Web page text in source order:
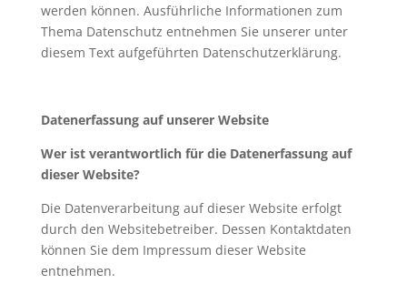
werden können. Ausführliche Informationen zum
Thema Datenschutz entnehmen Sie unserer unter
diesem Text aufgeführten Datenschutzerklärung.
Datenerfassung auf unserer Website
Wer ist verantwortlich für die Datenerfassung auf
dieser Website?
Die Datenverarbeitung auf dieser Website erfolgt
durch den Websitebetreiber. Dessen Kontaktdaten
können Sie dem Impressum dieser Website
entnehmen.